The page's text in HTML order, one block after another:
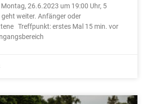
26.6.2023 um 19:00 Uhr, 5
geht weiter. Anfänger oder
Treffpunkt: erstes Mal 15 min. vor